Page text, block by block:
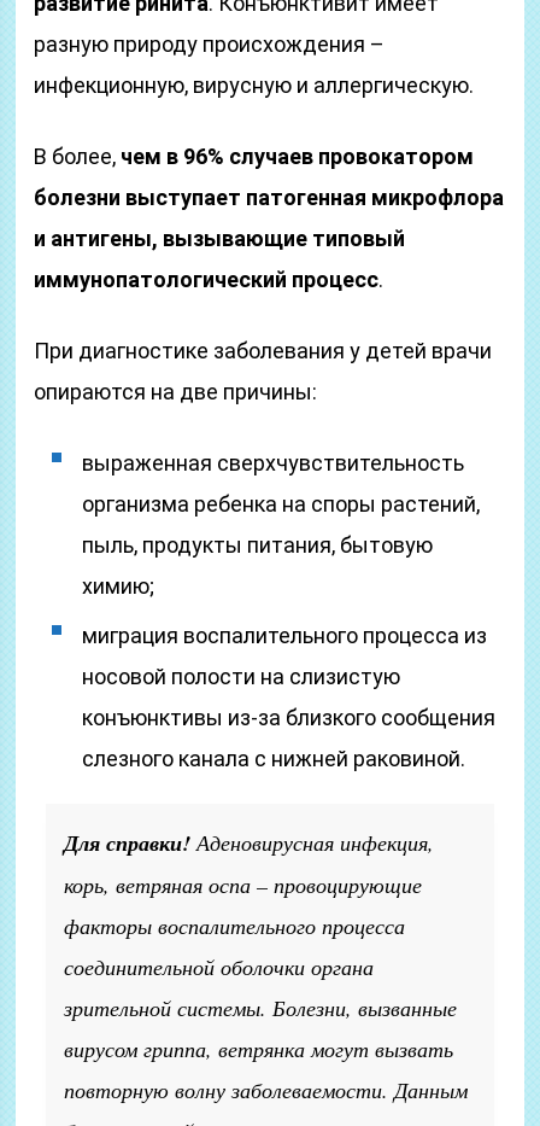
разную природу происхождения –
инфекционную, вирусную и аллергическую.
В более, чем в 96% случаев провокатором
болезни выступает патогенная микрофлора
и антигены, вызывающие типовый
иммунопатологический процесс.
При диагностике заболевания у детей врачи
опираются на две причины:
выраженная сверхчувствительность
организма ребенка на споры растений,
пыль, продукты питания, бытовую
химию;
миграция воспалительного процесса из
носовой полости на слизистую
конъюнктивы из-за близкого сообщения
слезного канала с нижней раковиной.
Для справки!Аденовирусная инфекция,
корь, ветряная оспа – провоцирующие
факторы воспалительного процесса
соединительной оболочки органа
зрительной системы. Болезни, вызванные
вирусом гриппа, ветрянка могут вызвать
повторную волну заболеваемости. Данным